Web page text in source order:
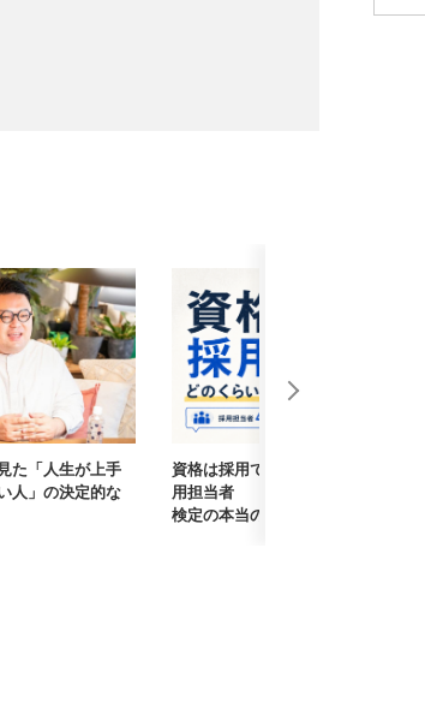
た「人生が上手
人」の決定的な
資格は採用で本当に評価される？採
用担当者405人に聞いた、資格・
検定の本当の価値【まな...